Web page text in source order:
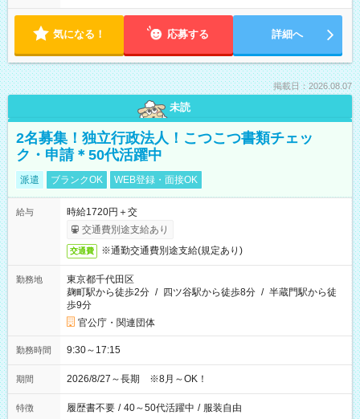
気になる！ 応募する 詳細へ
掲載日：2026.08.07
未読
2名募集！独立行政法人！こつこつ書類チェッ
ク・申請＊50代活躍中
派遣 ブランクOK WEB登録・面接OK
給与
時給1720円＋交
交通費別途支給あり
交通費 ※通勤交通費別途支給(規定あり)
勤務地
東京都千代田区
麹町駅から徒歩2分 / 四ツ谷駅から徒歩8分 / 半蔵門駅から徒
歩9分
官公庁・関連団体
勤務時間 9:30～17:15
期間 2026/8/27～長期 ※8月～OK！
特徴 履歴書不要 / 40～50代活躍中 / 服装自由